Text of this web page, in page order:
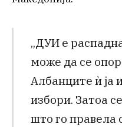
„ДУИ е
може да се
Албанците ѝ ја
избори. Затоа
што го правела